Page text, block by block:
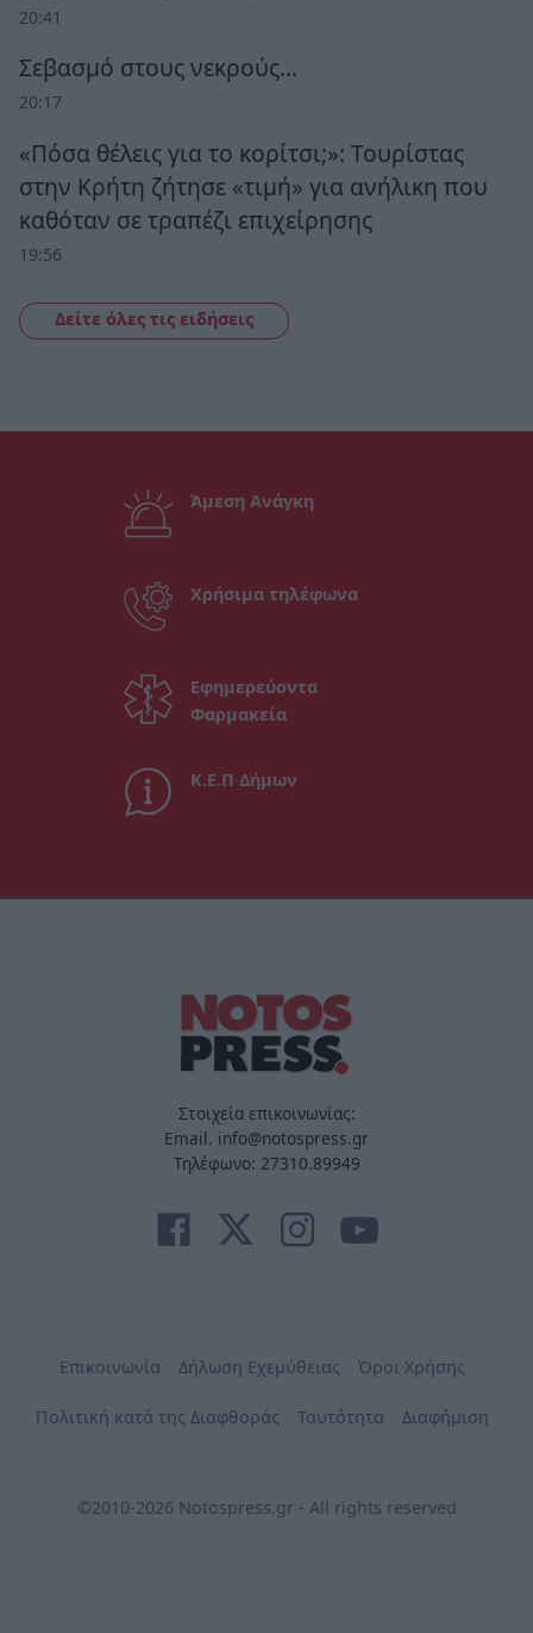
20:41
Σεβασμό στους νεκρούς…
20:17
«Πόσα θέλεις για το κορίτσι;»: Τουρίστας
στην Κρήτη ζήτησε «τιμή» για ανήλικη που
καθόταν σε τραπέζι επιχείρησης
19:56
Δείτε όλες τις ειδήσεις
Άμεση Ανάγκη
Χρήσιμα τηλέφωνα
Εφημερεύοντα
Φαρμακεία
Κ.Ε.Π Δήμων
Στοιχεία επικοινωνίας:
Email. info@notospress.gr
Τηλέφωνο: 27310.89949
Επικοινωνία Δήλωση Εχεμύθειας Όροι Χρήσης
Πολιτική κατά της Διαφθοράς Ταυτότητα Διαφήμιση
©2010-2026 Notospress.gr - All rights reserved